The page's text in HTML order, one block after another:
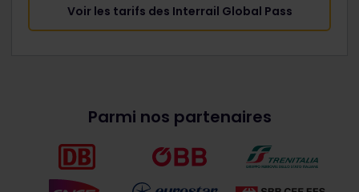
Voir les tarifs des Interrail Global Pass
Parmi nos partenaires